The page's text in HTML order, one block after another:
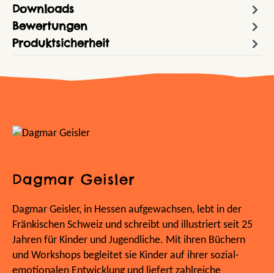
Downloads
Bewertungen
Produktsicherheit
Dagmar Geisler
Dagmar Geisler, in Hessen aufgewachsen, lebt in der
Fränkischen Schweiz und schreibt und illustriert seit 25
Jahren für Kinder und Jugendliche. Mit ihren Büchern
und Workshops begleitet sie Kinder auf ihrer sozial-